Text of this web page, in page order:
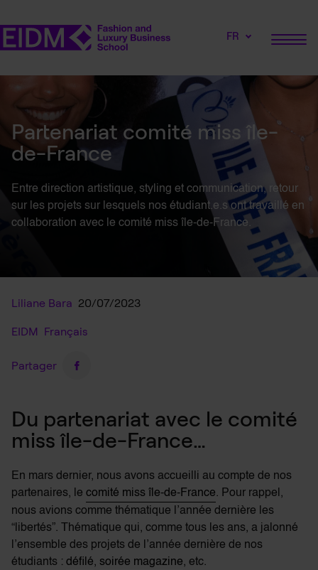
FR
Partenariat comité miss île-
de-France
Entre direction artistique, styling et communication, retour
sur les projets sur lesquels nos étudiant.e.s ont travaillé en
collaboration avec le comité miss île-de-France.
Liliane Bara 20/07/2023
EIDM Français
Partager
Du partenariat avec le comité
miss île-de-France…
En mars dernier, nous avons accueilli au compte de nos
partenaires, le comité miss île-de-France. Pour rappel,
nous avions comme thématique l’année dernière les
“libertés”. Thématique qui, comme tous les ans, a jalonné
l’ensemble des projets de l’année dernière de nos
étudiants : défilé, soirée magazine, etc.